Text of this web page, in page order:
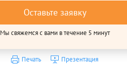
Оставьте заявку
Мы свяжемся с вами в течение 5 минут
Печать Презентация